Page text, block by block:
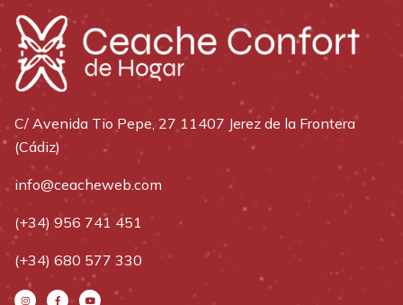
C/ Avenida Tio Pepe, 27 11407 Jerez de la Frontera
(Cádiz)
info@ceacheweb.com
(+34) 956 741 451
(+34) 680 577 330